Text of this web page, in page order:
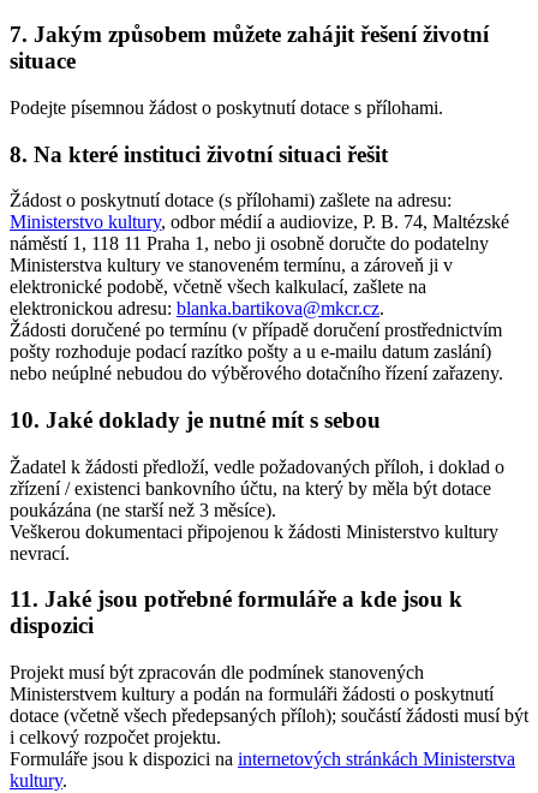
7. Jakým způsobem můžete zahájit řešení životní
situace
Podejte písemnou žádost o poskytnutí dotace s přílohami.
8. Na které instituci životní situaci řešit
Žádost o poskytnutí dotace (s přílohami) zašlete na adresu:
Ministerstvo kultury, odbor médií a audiovize, P. B. 74, Maltézské
náměstí 1, 118 11 Praha 1, nebo ji osobně doručte do podatelny
Ministerstva kultury ve stanoveném termínu, a zároveň ji v
elektronické podobě, včetně všech kalkulací, zašlete na
elektronickou adresu: blanka.bartikova@mkcr.cz.
Žádosti doručené po termínu (v případě doručení prostřednictvím
pošty rozhoduje podací razítko pošty a u e-mailu datum zaslání)
nebo neúplné nebudou do výběrového dotačního řízení zařazeny.
10. Jaké doklady je nutné mít s sebou
Žadatel k žádosti předloží, vedle požadovaných příloh, i doklad o
zřízení / existenci bankovního účtu, na který by měla být dotace
poukázána (ne starší než 3 měsíce).
Veškerou dokumentaci připojenou k žádosti Ministerstvo kultury
nevrací.
11. Jaké jsou potřebné formuláře a kde jsou k
dispozici
Projekt musí být zpracován dle podmínek stanovených
Ministerstvem kultury a podán na formuláři žádosti o poskytnutí
dotace (včetně všech předepsaných příloh); součástí žádosti musí být
i celkový rozpočet projektu.
Formuláře jsou k dispozici na internetových stránkách Ministerstva
kultury.